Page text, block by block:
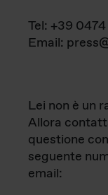
Tel: +39 0474
Email:
Lei non è un
Allora
questione
seguente
email: